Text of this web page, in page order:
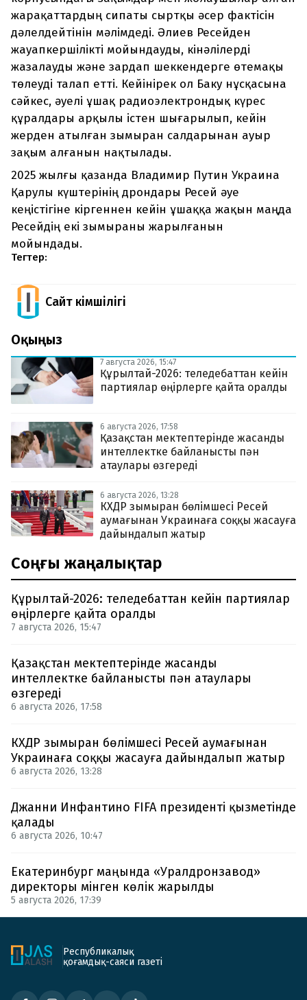
жарақаттардың сипаты сыртқы әсер фактісін
дәлелдейтінін мәлімдеді. Әлиев Ресейден
жауапкершілікті мойындауды, кінәлілерді
жазалауды және зардап шеккендерге өтемақы
төлеуді талап етті. Кейінірек ол Баку нұсқасына
сәйкес, әуелі ұшақ радиоэлектрондық күрес
құралдары арқылы істен шығарылып, кейін
жерден атылған зымыран салдарынан ауыр
зақым алғанын нақтылады.
2025 жылғы қазанда Владимир Путин Украина
Қарулы күштерінің дрондары Ресей әуе
кеңістігіне кіргеннен кейін ұшаққа жақын маңда
Ресейдің екі зымыраны жарылғанын
мойындады.
Тегтер:
Сайт Әкімшілігі
Оқыңыз
7 августа 2026, 15:47
Құрылтай-2026: теледебаттан кейін
партиялар өңірлерге қайта оралды
6 августа 2026, 17:58
Қазақстан мектептерінде жасанды
интеллектке байланысты пән
атаулары өзгереді
6 августа 2026, 13:28
КХДР зымыран бөлімшесі Ресей
аумағынан Украинаға соққы жасауға
дайындалып жатыр
Соңғы жаңалықтар
Құрылтай-2026: теледебаттан кейін партиялар
өңірлерге қайта оралды
7 августа 2026, 15:47
Қазақстан мектептерінде жасанды
интеллектке байланысты пән атаулары
өзгереді
6 августа 2026, 17:58
КХДР зымыран бөлімшесі Ресей аумағынан
Украинаға соққы жасауға дайындалып жатыр
6 августа 2026, 13:28
Джанни Инфантино FIFA президенті қызметінде
қалады
6 августа 2026, 10:47
Екатеринбург маңында «Уралдронзавод»
директоры мінген көлік жарылды
5 августа 2026, 17:39
Республикалық
қоғамдық-саяси газеті